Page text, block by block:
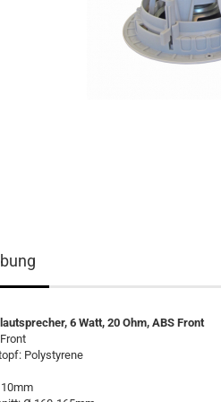
6 Watt, 20 Ohm, ABS Front
Polystyrene